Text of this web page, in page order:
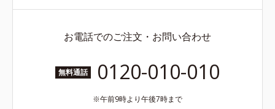
お電話でのご注文・お問い合わせ
無料通話 0120-010-010
午前9時より午後7時まで